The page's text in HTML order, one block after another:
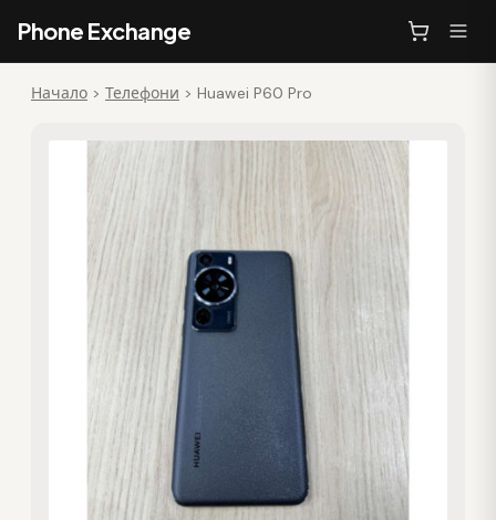
Phone Exchange
Начало > Телефони > Huawei P60 Pro